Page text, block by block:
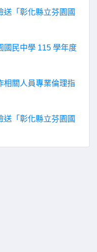
送「彰化縣立芬園國
國民中學 115 學年度
相關人員專業倫理指
送「彰化縣立芬園國